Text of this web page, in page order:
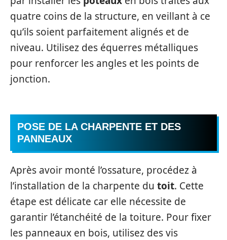
quatre coins de la structure, en veillant à ce
qu’ils soient parfaitement alignés et de
niveau. Utilisez des équerres métalliques
pour renforcer les angles et les points de
jonction.
POSE DE LA CHARPENTE ET DES
PANNEAUX
Après avoir monté l’ossature, procédez à
l’installation de la charpente du toit. Cette
étape est délicate car elle nécessite de
garantir l’étanchéité de la toiture. Pour fixer
les panneaux en bois, utilisez des vis